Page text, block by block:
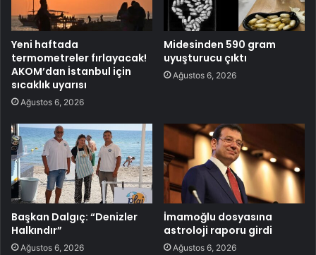
Yeni haftada
termometreler fırlayacak!
AKOM’dan İstanbul için
sıcaklık uyarısı
Ağustos 6, 2026
Midesinden 590 gram
uyuşturucu çıktı
Ağustos 6, 2026
Başkan Dalgıç: “Denizler
Halkındır”
Ağustos 6, 2026
İmamoğlu dosyasına
astroloji raporu girdi
Ağustos 6, 2026